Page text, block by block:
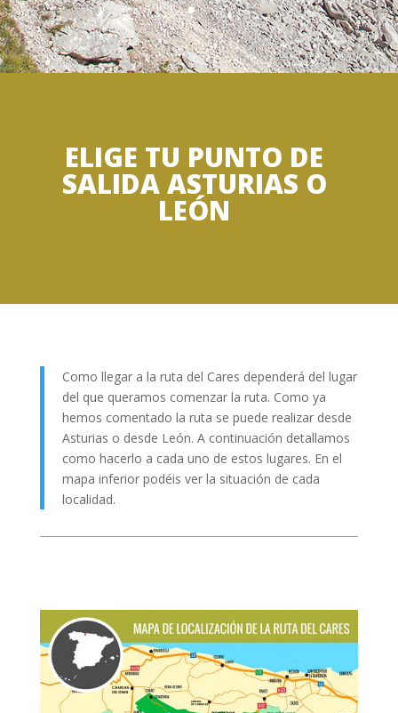
ELIGE TU PUNTO DE
SALIDA ASTURIAS O
LEÓN
Como llegar a la ruta del Cares dependerá del lugar
del que queramos comenzar la ruta. Como ya
hemos comentado la ruta se puede realizar desde
Asturias o desde León. A continuación detallamos
como hacerlo a cada uno de estos lugares. En el
mapa inferior podéis ver la situación de cada
localidad.